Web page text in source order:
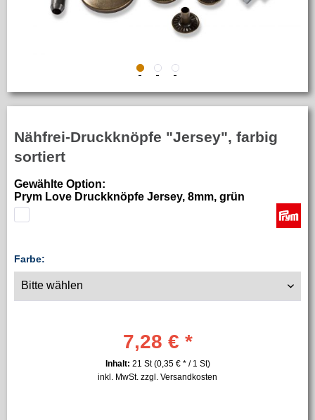
Nähfrei-Druckknöpfe "Jersey", farbig
sortiert
Gewählte Option:
Prym Love Druckknöpfe Jersey, 8mm, grün
Farbe:
7,28 € *
Inhalt: 21 St (0,35 € * / 1 St)
inkl. MwSt. zzgl. Versandkosten